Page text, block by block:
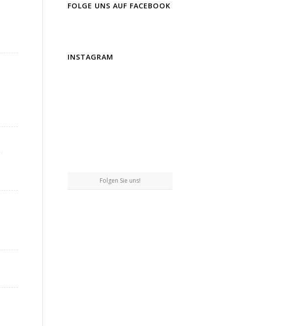
FOLGE UNS AUF FACEBOOK
INSTAGRAM
Folgen Sie uns!